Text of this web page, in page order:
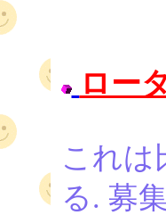
ロー
これは
る. 募